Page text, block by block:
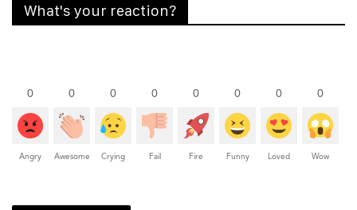
What's your reaction?
0
Angry
0
Awesome
0
Crying
0
Fail
0
Fire
0
Funny
0
Loved
0
Wow